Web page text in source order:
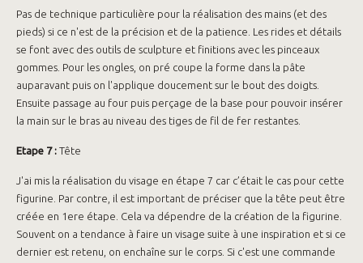
Pas de technique particulière pour la réalisation des mains (et des
pieds) si ce n'est de la précision et de la patience. Les rides et détails
se font avec des outils de sculpture et finitions avec les pinceaux
gommes. Pour les ongles, on pré coupe la forme dans la pâte
auparavant puis on l'applique doucement sur le bout des doigts.
Ensuite passage au four puis perçage de la base pour pouvoir insérer
la main sur le bras au niveau des tiges de fil de fer restantes.
Etape 7 : Tête
J'ai mis la réalisation du visage en étape 7 car c’était le cas pour cette
figurine. Par contre, il est important de préciser que la tête peut être
créée en 1ere étape. Cela va dépendre de la création de la figurine.
Souvent on a tendance à faire un visage suite à une inspiration et si ce
dernier est retenu, on enchaîne sur le corps. Si c'est une commande